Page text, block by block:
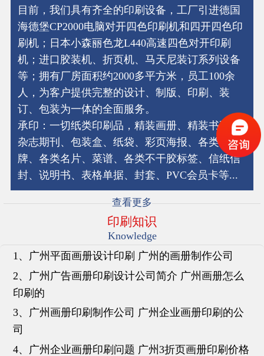
目前，我们具有齐全的印刷设备，工厂引进德国
海德堡CP2000电脑对开四色印刷机和四开四色印
刷机；日本小森丽色龙L440高速四色对开印刷
机；进口胶装机、折页机、马天尼装订系列设备
等；拥有厂房面积约2000多平方米，员工100余
人，为客户提供完整的设计、制版、印刷、装
订、包装为一体的全面服务。
承印：一切纸类印刷品，精装画册、精装书刊、
杂志期刊、包装盒、纸袋、彩页海报、各类吊
牌、各类名片、菜谱、各类不干胶标签、信纸信
封、说明书、表格单据、封套、PVC会员卡等...
查看更多
印刷知识
Knowledge
1、广州平面画册设计印刷 广州的画册制作公司
2、广州广告画册印刷设计公司简介 广州画册怎么
印刷的
3、广州画册印刷制作公司 广州企业画册印刷的公
司
4、广州企业画册印刷问题 广州3折页画册印刷价格